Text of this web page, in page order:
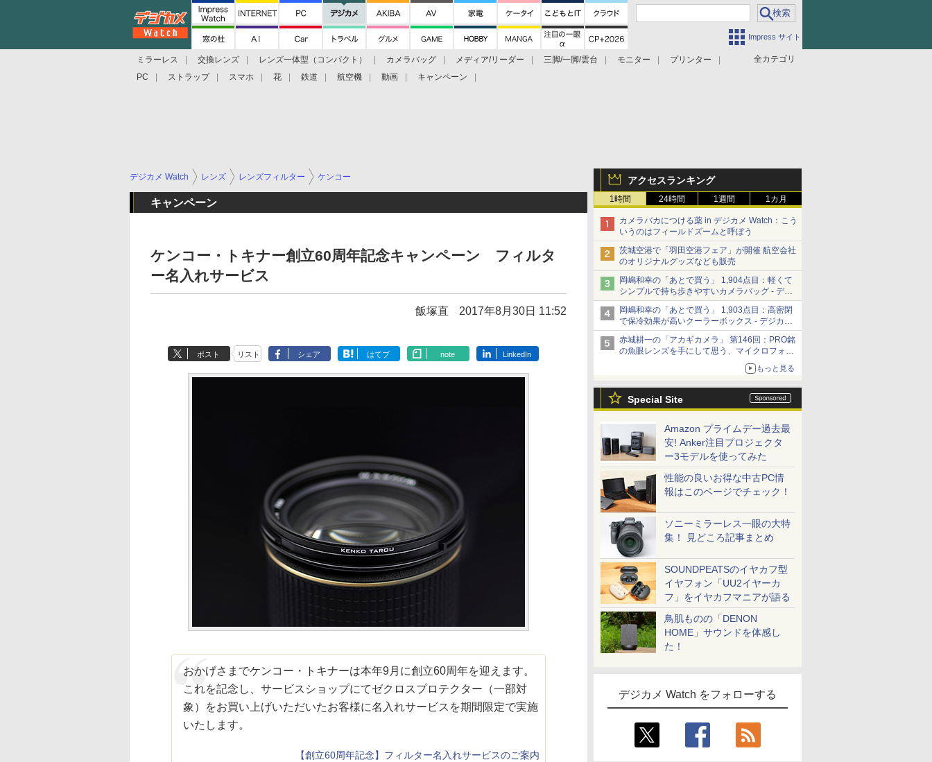
Impress サイト
全カテゴリ
ミラーレス 交換レンズ レンズ一体型（コンパクト） カメラバッグ メディア/リーダー 三脚/一脚/雲台 モニター
プリンター
PC
ストラップ スマホ 花 鉄道 航空機 動画 キャンペーン
アクセスランキング
1時間 24時間 1週間 1カ月
カメラバカにつける薬 in デジカメ Watch：こう
いうのはフィールドズームと呼ぼう
茨城空港で「羽田空港フェア」が開催 航空会社
のオリジナルグッズなども販売
岡嶋和幸の「あとで買う」 1,904点目：軽くて
シンプルで持ち歩きやすいカメラバッグ - デジ
カメ Watch
岡嶋和幸の「あとで買う」 1,903点目：高密閉
で保冷効果が高いクーラーボックス - デジカメ
Watch
赤城耕一の「アカギカメラ」 第146回：PRO銘
の魚眼レンズを手にして思う、マイクロフォー
もっと見る
Special Site
Amazon プライムデー過去最
安! Anker注目プロジェクタ
ー3モデルを使ってみた
性能の良いお得な中古PC情
報はこのページでチェック！
ソニーミラーレス一眼の大特
集！ 見どころ記事まとめ
SOUNDPEATSのイヤカフ型
イヤフォン「UU2イヤーカ
フ」をイヤカフマニアが語る
鳥肌ものの「DENON
HOME」サウンドを体感し
た！
デジカメ Watch をフォローする
デジカメ Watch レンズ レンズフィルター ケンコー
キャンペーン
ケンコー・トキナー創立60周年記念キャンペーン フィルタ
ー名入れサービス
飯塚直 2017年8月30日 11:52
ポスト リスト シェア はてブ note LinkedIn
おかげさまでケンコー・トキナーは本年9月に創立60周年を迎えます。
これを記念し、サービスショップにてゼクロスプロテクター（一部対
象）をお買い上げいただいたお客様に名入れサービスを期間限定で実施
いたします。
【創立60周年記念】フィルター名入れサービスのご案内